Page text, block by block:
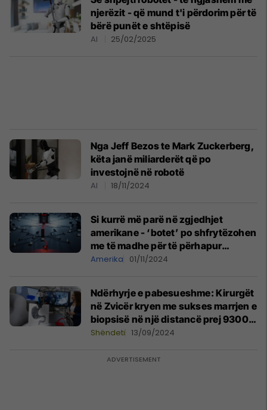
njerëzit - që mund t'i përdorim për të
bërë punët e shtëpisë
AI 25/02/2025
Nga Jeff Bezos te Mark Zuckerberg,
këta janë miliarderët që po
investojnë në robotë
AI 18/11/2024
Si kurrë më parë në zgjedhjet
amerikane - ‘botet’ po shfrytëzohen
me të madhe për të përhapur
dezinformata
Amerika 01/11/2024
Ndërhyrje e pabesueshme: Kirurgët
në Zvicër kryen me sukses marrjen e
biopsisë në një distancë prej 9300
km
Shëndeti 13/09/2024